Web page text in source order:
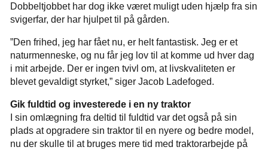
Dobbeltjobbet har dog ikke været muligt uden hjælp fra sin
svigerfar, der har hjulpet til på gården.
”Den frihed, jeg har fået nu, er helt fantastisk. Jeg er et
naturmenneske, og nu får jeg lov til at komme ud hver dag
i mit arbejde. Der er ingen tvivl om, at livskvaliteten er
blevet gevaldigt styrket,” siger Jacob Ladefoged.
Gik fuldtid og investerede i en ny traktor
I sin omlægning fra deltid til fuldtid var det også på sin
plads at opgradere sin traktor til en nyere og bedre model,
nu der skulle til at bruges mere tid med traktorarbejde på